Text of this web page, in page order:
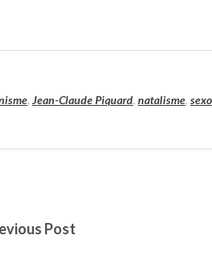
, Jean-Claude Piquard, natalisme,
Post